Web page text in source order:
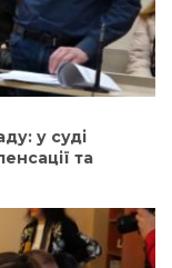
у суді
та